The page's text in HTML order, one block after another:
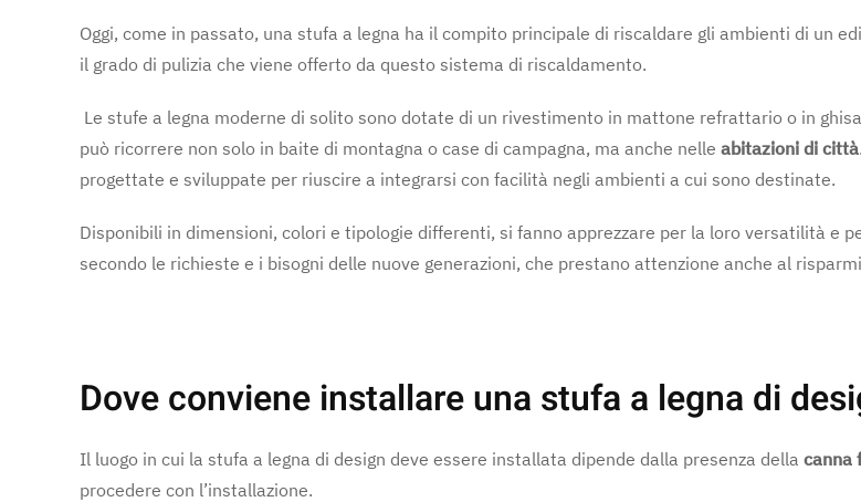
Oggi, come in passato, una stufa a legna ha il compito principale di riscaldare gli ambienti di un
il grado di pulizia che viene offerto da questo sistema di riscaldamento.
Le stufe a legna moderne di solito sono dotate di un rivestimento in mattone refrattario o in
può ricorrere non solo in baite di montagna o case di campagna, ma anche nelle abitazioni di città
progettate e sviluppate per riuscire a integrarsi con facilità negli ambienti a cui sono destinate.
Disponibili in dimensioni, colori e tipologie differenti, si fanno apprezzare per la loro versatilità e
secondo le richieste e i bisogni delle nuove generazioni, che prestano attenzione anche al
Dove conviene installare una
Il luogo in cui la stufa a legna di design deve essere installata dipende dalla presenza della canna
procedere con l’installazione.